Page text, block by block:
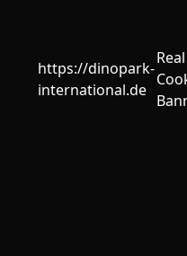
https://dinopark-
international.de
Real